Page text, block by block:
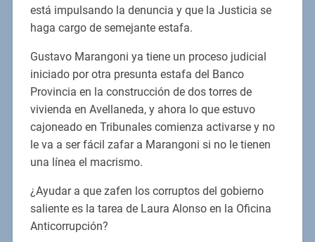
está impulsando la denuncia y que la Justicia se
haga cargo de semejante estafa.
Gustavo Marangoni ya tiene un proceso judicial
iniciado por otra presunta estafa del Banco
Provincia en la construcción de dos torres de
vivienda en Avellaneda, y ahora lo que estuvo
cajoneado en Tribunales comienza activarse y no
le va a ser fácil zafar a Marangoni si no le tienen
una línea el macrismo.
¿Ayudar a que zafen los corruptos del gobierno
saliente es la tarea de Laura Alonso en la Oficina
Anticorrupción?